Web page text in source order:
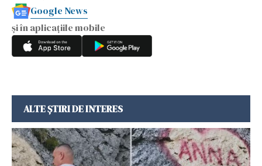
Google News
și în aplicațiile mobile
ALTE ȘTIRI DE INTERES